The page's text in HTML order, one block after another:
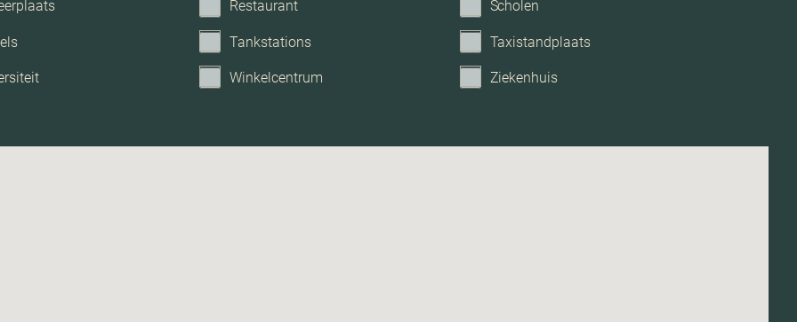
Openbaar parkeren, op eigen terrein
Restaurant Scholen
Tankstations Taxistandplaats
Winkelcentrum Ziekenhuis